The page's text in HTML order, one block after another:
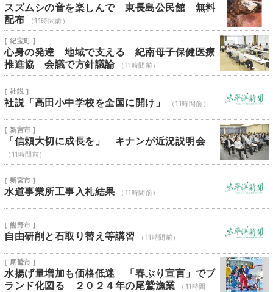
スズムシの音を楽しんで 東長島公民館 無料
配布
（11時間前）
[ 紀宝町 ]
心身の発達 地域で支える 紀南母子保健医療
推進協 会議で方針議論
（11時間前）
[ 社説 ]
社説「高田小中学校を全国に開け」 （11時間前）
[ 新宮市 ]
「信頼大切に成長を」 キナンが近況説明会
（11時間前）
[ 新宮市 ]
水道事業所工事入札結果 （11時間前）
[ 熊野市 ]
自由研削と石取り替え等講習 （11時間前）
[ 尾鷲市 ]
水揚げ量増加も価格低迷 「春ぶり宣言」でブ
ランド化図る ２０２４年の尾鷲漁業
（11時間